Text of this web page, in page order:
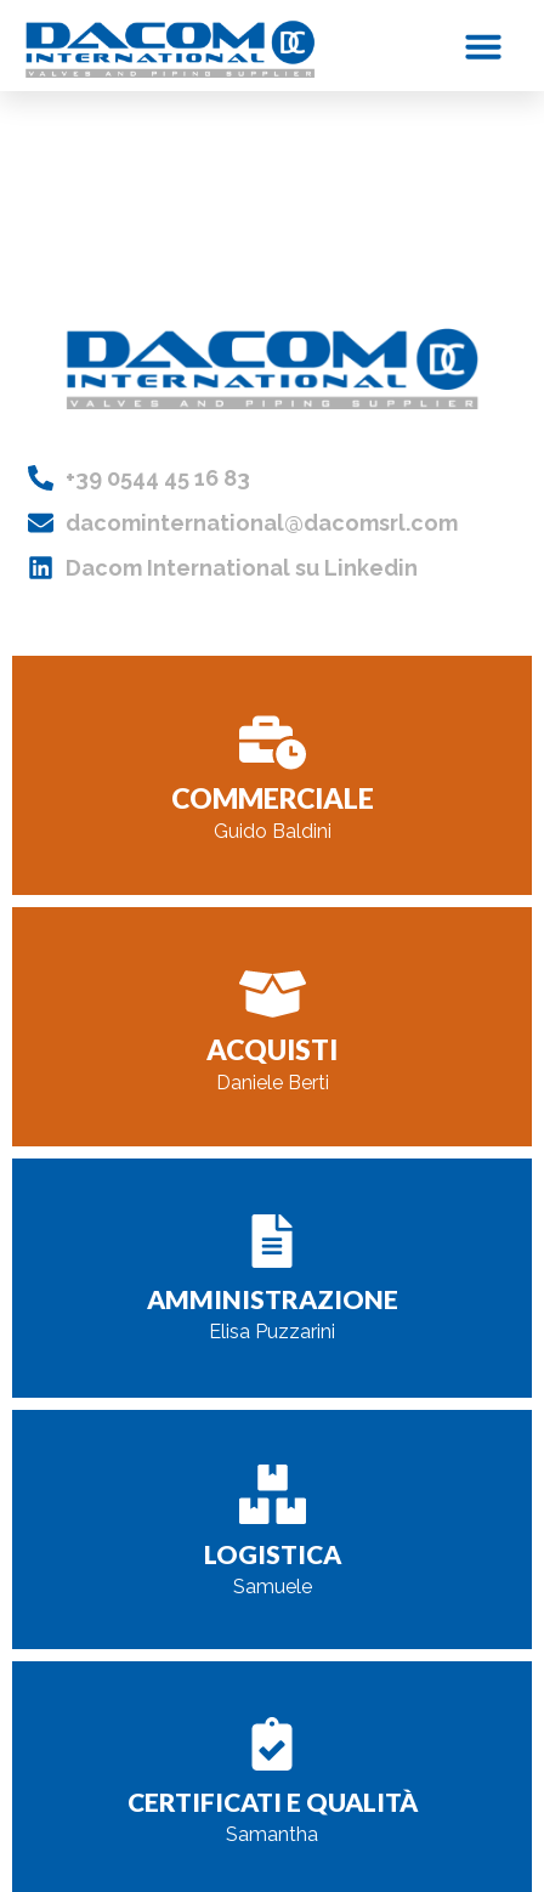
+39 0544 45 16 83
dacominternational@dacomsrl.com
Dacom International su Linkedin
COMMERCIALE
Guido Baldini
bgdacom@dacomsrl.com
CONTATTAMI
ACQUISTI
Daniele Berti
d.berti@dacomsrl.com
CONTATTAMI
AMMINISTRAZIONE
Elisa Puzzarini
CONTATTAMI
LOGISTICA
Samuele
samuele@dacomsrl.com
CONTATTAMI
CERTIFICATI E QUALITÀ
Samantha
samantha@dacomsrl.com
CONTATTAMI